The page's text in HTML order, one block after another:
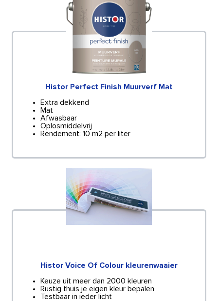
Histor Perfect Finish Muurverf Mat
Extra dekkend
Mat
Afwasbaar
Oplosmiddelvrij
Rendement: 10 m2 per liter
Histor Voice Of Colour kleurenwaaier
Keuze uit meer dan 2000 kleuren
Rustig thuis je eigen kleur bepalen
Testbaar in ieder licht